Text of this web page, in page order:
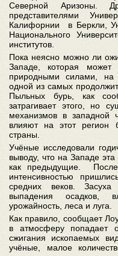
Северной Аризоны.
представителями
Калифорнии в Беркли,
Национального
институтов.
Пока неясно можно ли
Западе, которая
природными силами,
одной из самых
Пыльных бурь, как
затрагивает этого, но
механизмов в западной
влияют на этот регион
страны.
Учёные исследовали
выводу, что на Западе
как предыдущие.
интенсивностью
средних веков.
выпадения осадков,
урожайность, леса и луга.
Как правило, сообщает
в атмосферу попадает
сжигания ископаемых
учёные, малое